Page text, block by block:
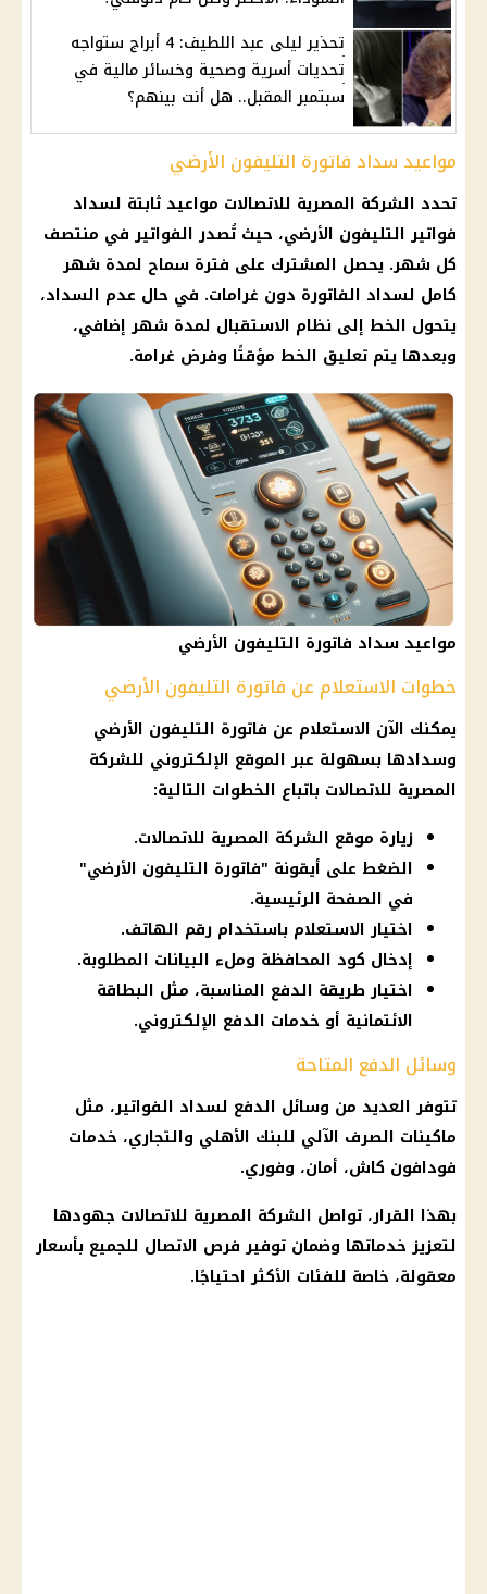
تحذير ليلى عبد اللطيف: 4 أبراج ستواجه
تحديات أسرية وصحية وخسائر مالية في
سبتمبر المقبل.. هل أنت بينهم؟
مواعيد سداد فاتورة التليفون الأرضي
تحدد الشركة المصرية للاتصالات مواعيد ثابتة لسداد
فواتير التليفون الأرضي، حيث تُصدرالفواتيرفي منتصف
كل شهر. يحصل المشترك على فترة سماح لمدة شهر
كامل لسداد الفاتورة دون غرامات. في حال عدم السداد،
يتحول الخط إلى نظام الاستقبال لمدة شهر إضافي،
وبعدها يتم تعليق الخط مؤقتًا وفرض غرامة.
مواعيد سداد فاتورة التليفون الأرضي
خطوات الاستعلام عن فاتورة التليفون الأرضي
يمكنك الآن الاستعلام عن فاتورة التليفون الأرضي
وسدادها بسهولة عبر الموقع الإلكتروني للشركة
المصرية للاتصالات باتباع الخطوات التالية:
زيارة موقع الشركة المصرية للاتصالات.
الضغط على أيقونة "فاتورة التليفون الأرضي"
في الصفحة الرئيسية.
اختيار الاستعلام باستخدام رقم الهاتف.
إدخال كود المحافظة وملء البيانات المطلوبة.
اختيار طريقة الدفع المناسبة، مثل البطاقة
الائتمانية أو خدمات الدفع الإلكتروني.
وسائل الدفع المتاحة
تتوفر العديد من وسائل الدفع لسداد الفواتير، مثل
ماكينات الصرف الآلي للبنك الأهلي والتجاري، خدمات
فودافون كاش، أمان، وفوري.
بهذا القرار، تواصل الشركة المصرية للاتصالات جهودها
لتعزيز خدماتها وضمان توفيرفرص الاتصال للجميع بأسعار
معقولة، خاصة للفئات الأكثر احتياجًا.